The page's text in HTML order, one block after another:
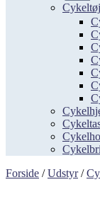
Cykeltøj
Forside /Udstyr/